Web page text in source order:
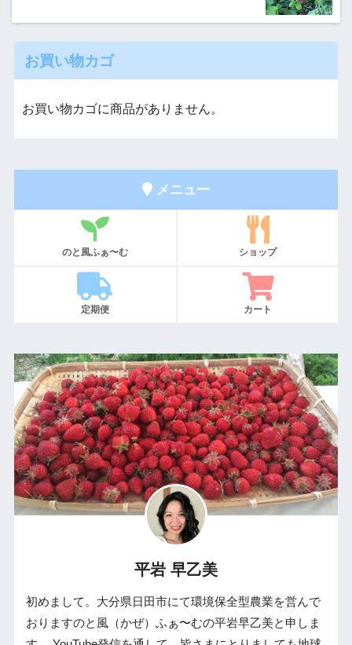
お買い物カゴ
お買い物カゴに商品がありません。
メニュー
のと風ふぁ〜む ショップ
定期便 カート
平岩 早乙美
初めまして。大分県日田市にて環境保全型農業を営んで
おりますのと風（かぜ）ふぁ〜むの平岩早乙美と申しま